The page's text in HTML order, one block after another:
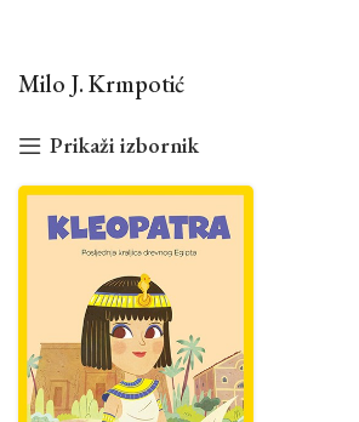
Milo J. Krmpotić
Prikaži izbornik